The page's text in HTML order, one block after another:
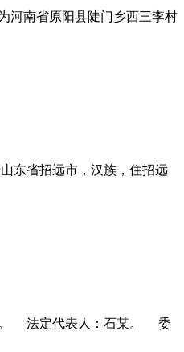
河南省原阳县陡门乡西三李村
东省招远市，汉族，住招远
司。 法定代表人：石某。 委